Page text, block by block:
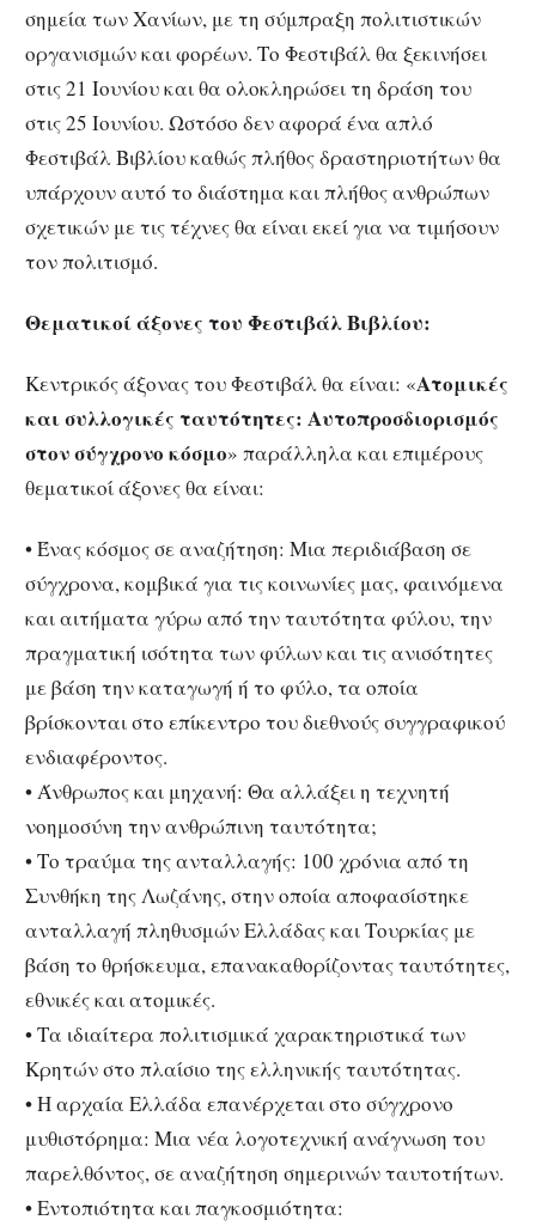
σημεία των Χανίων, με τη σύμπραξη πολιτιστικών
οργανισμών και φορέων. Το Φεστιβάλ θα ξεκινήσει
στις 21 Ιουνίου και θα ολοκληρώσει τη δράση του
στις 25 Ιουνίου. Ωστόσο δεν αφορά ένα απλό
Φεστιβάλ Βιβλίου καθώς πλήθος δραστηριοτήτων θα
υπάρχουν αυτό το διάστημα και πλήθος ανθρώπων
σχετικών με τις τέχνες θα είναι εκεί για να τιμήσουν
τον πολιτισμό.
Θεματικοί άξονες του Φεστιβάλ Βιβλίου:
Κεντρικός άξονας του Φεστιβάλ θα είναι: «Ατομικές
και συλλογικές ταυτότητες: Αυτοπροσδιορισμός
στον σύγχρονο κόσμο» παράλληλα και επιμέρους
θεματικοί άξονες θα είναι:
• Ένας κόσμος σε αναζήτηση: Μια περιδιάβαση σε
σύγχρονα, κομβικά για τις κοινωνίες μας, φαινόμενα
και αιτήματα γύρω από την ταυτότητα φύλου, την
πραγματική ισότητα των φύλων και τις ανισότητες
με βάση την καταγωγή ή το φύλο, τα οποία
βρίσκονται στο επίκεντρο του διεθνούς συγγραφικού
ενδιαφέροντος.
• Άνθρωπος και μηχανή: Θα αλλάξει η τεχνητή
νοημοσύνη την ανθρώπινη ταυτότητα;
• Το τραύμα της ανταλλαγής: 100 χρόνια από τη
Συνθήκη της Λωζάνης, στην οποία αποφασίστηκε
ανταλλαγή πληθυσμών Ελλάδας και Τουρκίας με
βάση το θρήσκευμα, επανακαθορίζοντας ταυτότητες,
εθνικές και ατομικές.
• Τα ιδιαίτερα πολιτισμικά χαρακτηριστικά των
Κρητών στο πλαίσιο της ελληνικής ταυτότητας.
• Η αρχαία Ελλάδα επανέρχεται στο σύγχρονο
μυθιστόρημα: Μια νέα λογοτεχνική ανάγνωση του
παρελθόντος, σε αναζήτηση σημερινών ταυτοτήτων.
• Εντοπιότητα και παγκοσμιότητα: